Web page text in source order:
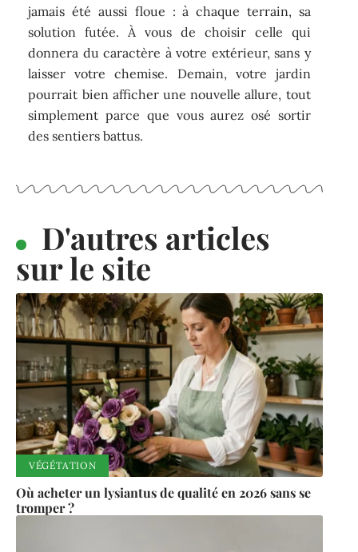
jamais été aussi floue : à chaque terrain, sa
solution futée. À vous de choisir celle qui
donnera du caractère à votre extérieur, sans y
laisser votre chemise. Demain, votre jardin
pourrait bien afficher une nouvelle allure, tout
simplement parce que vous aurez osé sortir
des sentiers battus.
D'autres articles
sur le site
VÉGÉTATION
Où acheter un lysiantus de qualité en 2026 sans se
tromper ?